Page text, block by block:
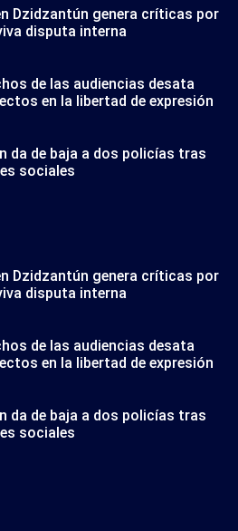
Dzidzantún genera críticas por
disputa interna
de las audiencias desata
en la libertad de expresión
da de baja a dos policías tras
sociales
Dzidzantún genera críticas por
disputa interna
de las audiencias desata
en la libertad de expresión
da de baja a dos policías tras
sociales